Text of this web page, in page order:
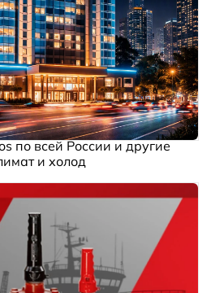
по всей России и другие
и холод